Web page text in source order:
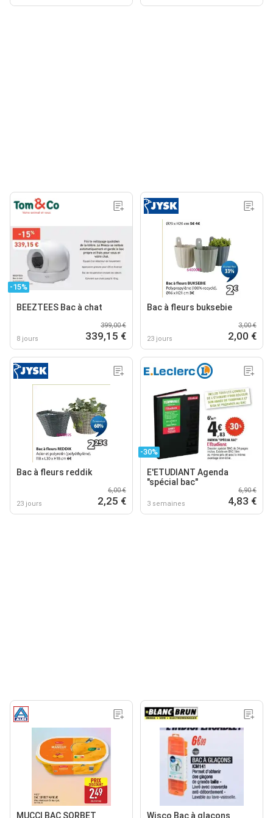
-15%
BEEZTEES Bac à chat
8 jours
399,00 €
339,15 €
Bac à fleurs buksebie
23 jours
3,00 €
2,00 €
Bac à fleurs reddik
23 jours
6,00 €
2,25 €
-30%
E'ETUDIANT Agenda
"spécial bac"
3 semaines
6,90 €
4,83 €
MUCCI BAC SORBET Wisco Bac à glaçons